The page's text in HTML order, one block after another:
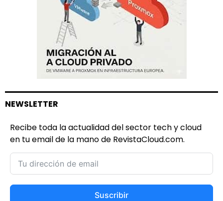
NEWSLETTER
Recibe toda la actualidad del sector tech y cloud
en tu email de la mano de RevistaCloud.com.
Suscribir